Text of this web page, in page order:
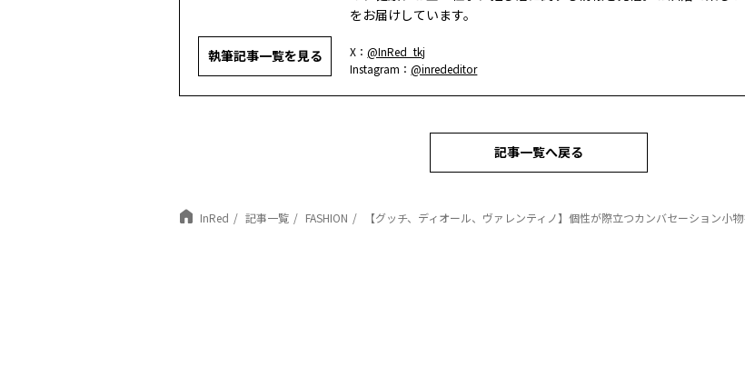
執筆記事一覧を見る
をお届けしています。
X：@InRed_tkj
Instagram：@inrededitor
記事一覧へ戻る
InRed 記事一覧 FASHION 【グッチ、ディオール、ヴァレンティノ】個性が際立つカンバセーション小物